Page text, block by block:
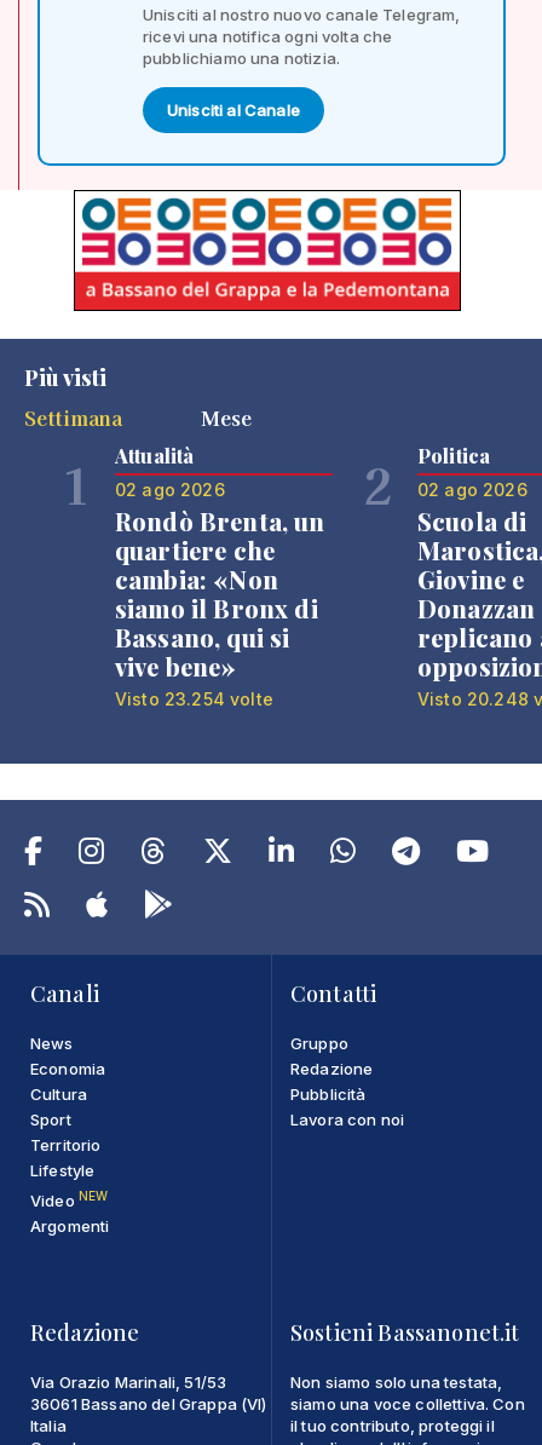
Unisciti al nostro nuovo canale Telegram,
ricevi una notifica ogni volta che
pubblichiamo una notizia.
Unisciti al Canale
Più visti
Settimana
Mese
1 Attualità
02 ago 2026
Rondò Brenta, un
quartiere che
cambia: «Non
siamo il Bronx di
Bassano, qui si
vive bene»
Visto 23.254 volte
2 Politica
02 ago 2026
Scuola di
Giovine e
Donazzan
replicano
Visto 20.248
Canali
News
Economia
Cultura
Sport
Territorio
Lifestyle
Video NEW
Argomenti
Contatti
Gruppo
Redazione
Pubblicità
Lavora con noi
Redazione
Via Orazio Marinali, 51/53
36061 Bassano del Grappa (VI)
Italia
Sostieni Bassanonet.it
Non siamo solo una testata,
siamo una voce collettiva. Con
il tuo contributo, proteggi il